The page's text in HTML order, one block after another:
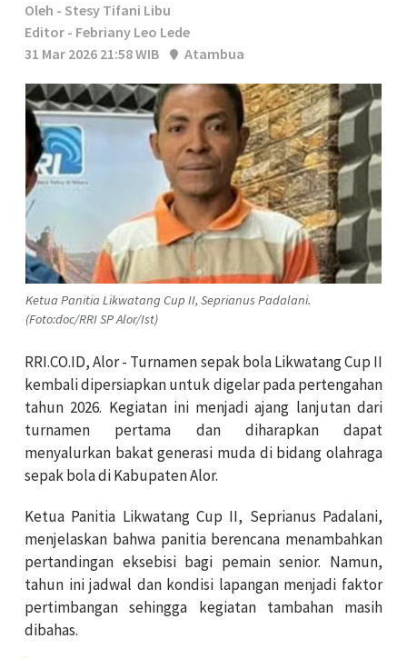
Oleh - Stesy Tifani Libu
Editor - Febriany Leo Lede
31 Mar 2026 21:58 WIB
Atambua
Ketua Panitia Likwatang Cup II, Seprianus Padalani.
(Foto:doc/RRI SP Alor/Ist)
RRI.CO.ID, Alor - Turnamen sepak bola Likwatang Cup II
kembali dipersiapkan untuk digelar pada pertengahan
tahun 2026. Kegiatan ini menjadi ajang lanjutan dari
turnamen pertama dan diharapkan dapat
menyalurkan bakat generasi muda di bidang olahraga
sepak bola di Kabupaten Alor.
Ketua Panitia Likwatang Cup II, Seprianus Padalani,
menjelaskan bahwa panitia berencana menambahkan
pertandingan eksebisi bagi pemain senior. Namun,
tahun ini jadwal dan kondisi lapangan menjadi faktor
pertimbangan sehingga kegiatan tambahan masih
dibahas.